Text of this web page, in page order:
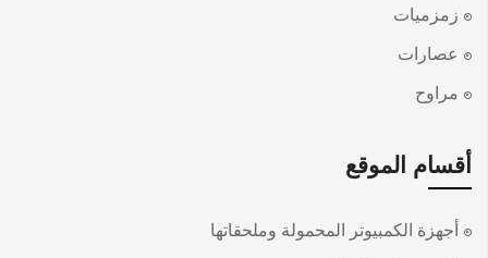
زمزميات
عصارات
مراوح
أقسام الموقع
أجهزة الكمبيوتر المحمولة وملحقاتها